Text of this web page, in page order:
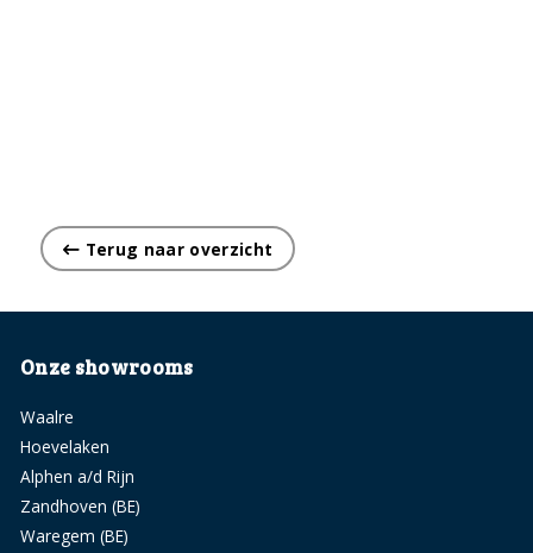
Terug naar overzicht
Onze showrooms
Waalre
Hoevelaken
Alphen a/d Rijn
Zandhoven (BE)
Waregem (BE)